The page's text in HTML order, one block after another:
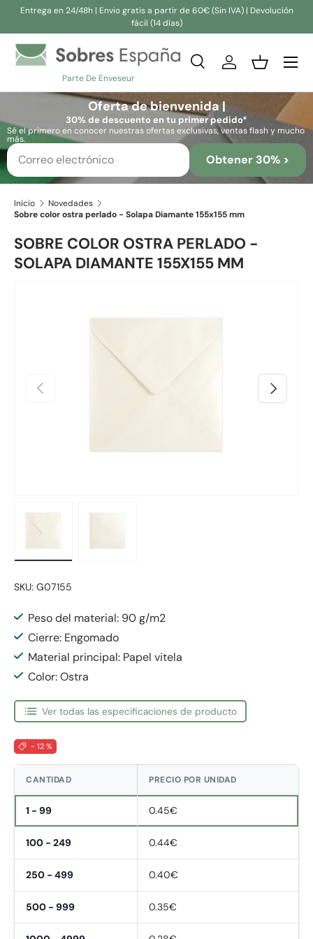
Entrega en 24/48h | Envio gratis a partir de 60€ (Sin IVA) | Devolución
fácil (14 días)
Parte De Enveseur
Buscar
Buscar
BuscarIniciar sesión
Cesta
Oferta de bienvenida |
30% de descuento en tu primer pedido*
Sé el primero en conocer nuestras ofertas exclusivas, ventas flash y mucho
más.
Obtener 30% >
Inicio
Novedades
Sobre color ostra perlado - Solapa Diamante 155x155 mm
SOBRE COLOR OSTRA PERLADO -
SOLAPA DIAMANTE 155X155 MM
Anterior Siguiente
SKU: G07155
Peso del material: 90 g/m2
Cierre: Engomado
Material principal: Papel vitela
Color: Ostra
Ver todas las especificaciones de producto
- 12 %
CANTIDAD PRECIO POR UNIDAD
1 - 99 0.45€
100 - 249 0.44€
250 - 499 0.40€
500 - 999 0.35€